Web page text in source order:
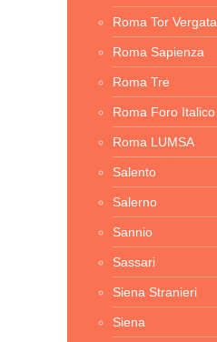
Roma Tor Vergata
Roma Sapienza
Roma Tre
Roma Foro Italico
Roma LUMSA
Salento
Salerno
Sannio
Sassari
Siena Stranieri
Siena